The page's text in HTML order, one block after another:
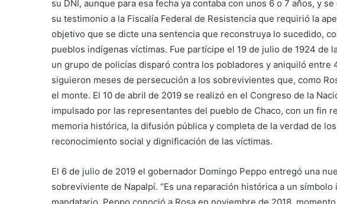
su DNI, aunque para esa fecha ya contaba con unos 6 o 7 años, y
su testimonio a la Fiscalía Federal de Resistencia que requirió la
objetivo que se dicte una sentencia que reconstruya lo sucedido,
pueblos indígenas víctimas. Fue partícipe el 19 de julio de 1924 de
un grupo de policías disparó contra los pobladores y aniquiló entre
siguieron meses de persecución a los sobrevivientes que, como
el monte. El 10 de abril de 2019 se realizó en el Congreso de la
impulsado por las representantes del pueblo de Chaco, con un fin
memoria histórica, la difusión pública y completa de la verdad de
reconocimiento social y dignificación de las víctimas.
El 6 de julio de 2019 el gobernador Domingo Peppo entregó una
sobreviviente de Napalpí. “Es una reparación histórica a un